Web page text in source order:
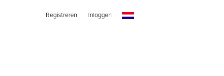
Registreren Inloggen